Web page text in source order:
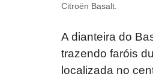
Citroën Basalt.
A dianteira do
trazendo faróis
localizada no